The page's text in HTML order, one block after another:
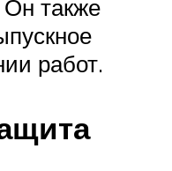
Он также
работ.